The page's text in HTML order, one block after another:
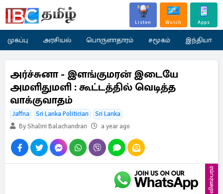
Listen Watch Apps
முகப்பு அரசியல் பொருளாதாரம் சமூகம் இந்தியா
அர்ச்சுனா - இளங்குமரன் இடையே
அமளிதுமளி : கூட்டத்தில் வெடித்த
வாக்குவாதம்
Jaffna Sri Lanka Politician
Sri Lanka
By Shalini Balachandran
a year ago
விளம்பரம்